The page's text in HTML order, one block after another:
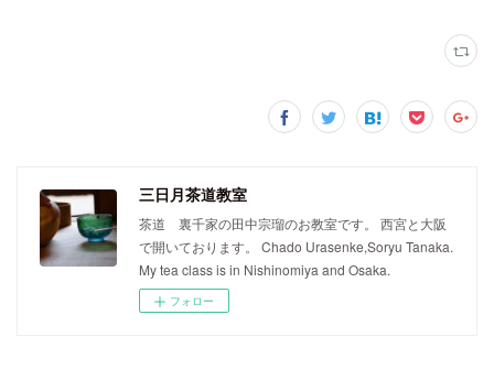
三日月茶道教室
茶道 裏千家の田中宗瑠のお教室です。 西宮と大阪
で開いております。 Chado Urasenke,Soryu Tanaka.
My tea class is in Nishinomiya and Osaka.
フォロー